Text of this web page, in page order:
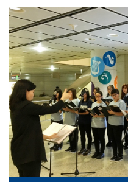
唱
团
「港
铁
车
站
艺